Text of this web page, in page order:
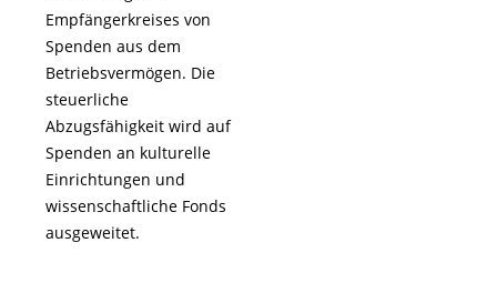
Empfängerkreises von
Spenden aus dem
Betriebsvermögen. Die
steuerliche
Abzugsfähigkeit wird auf
Spenden an kulturelle
Einrichtungen und
wissenschaftliche Fonds
ausgeweitet.